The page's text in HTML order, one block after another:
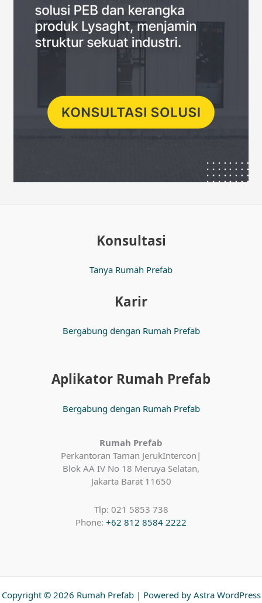
Konsultasi
Tanya Rumah Prefab
Karir
Bergabung dengan Rumah Prefab
Aplikator Rumah Prefab
Bergabung dengan Rumah Prefab
Rumah Prefab
Perkantoran Taman JerukIntercon|
Blok AA IV No 18 Meruya Selatan,
Jakarta Barat 11650
Tlp: 021 5853 738
Phone: +62 812 8584 2222
Copyright © 2026 Rumah Prefab | Powered by Astra WordPress